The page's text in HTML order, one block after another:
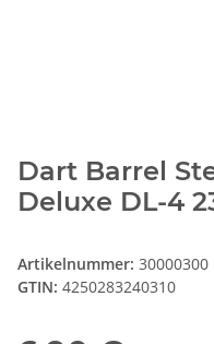
Dart Barrel
Deluxe DL-4
Artikelnummer: 30000300
GTIN: 4250283240310